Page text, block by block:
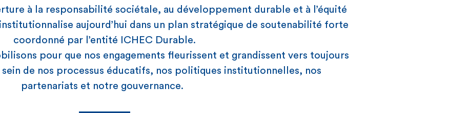
à la responsabilité sociétale, au développement durable et à l’équité
aujourd’hui dans un plan stratégique de soutenabilité forte
coordonné par l’entité ICHEC Durable.
pour que nos engagements fleurissent et grandissent vers toujours
de nos processus éducatifs, nos politiques institutionnelles, nos
partenariats et notre gouvernance.